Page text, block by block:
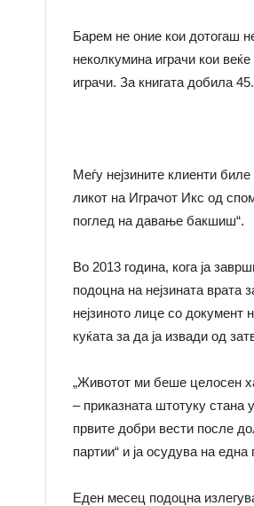
Барем не оние кои дотогаш
неколкумина играчи кои
играчи. За книгата добила
Меѓу нејзините клиенти биле
ликот на Играчот Икс од
поглед на давање бакшиш“.
Во 2013 година, кога ја
подоцна на нејзината врата
нејзиното лице со документ
куќата за да ја извади од
„Животот ми беше целосен
– приказната штотуку стана
првите добри вести после
партии“ и ја осудува на
Еден месец подоцна